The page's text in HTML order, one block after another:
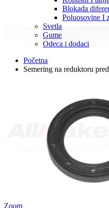
Blokada
Poluosovine I
Svetla
Gume
Odeca i dodaci
Početna
Semering na reduktoru
Zoom